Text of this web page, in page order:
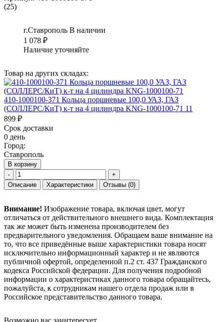
(25)
г.Ставрополь В наличии
1 078 ₽
Наличие уточняйте
Товар на других складах:
410-1000100-371 Кольца поршневые 100,0 УАЗ, ГАЗ
(СОЛЛЕРС/КиТ) к-т на 4 цилиндра KNG-1000100-71 11
899 ₽
Срок доставки
0 день
Город:
Ставрополь
В корзину
-
+
Описание
Характеристики Отзывы (0)
Внимание! Изображение товара, включая цвет, могут
отличаться от действительного внешнего вида. Комплектация
так же может быть изменена производителем без
предварительного уведомления. Обращаем ваше внимание на
то, что все приведённые выше характеристики товара носят
исключительно информационный характер и не являются
публичной офертой, определенной п.2 ст. 437 Гражданского
кодекса Российской федерации. Для получения подробной
информации о характеристиках данного товара обращайтесь,
пожалуйста, к сотрудникам нашего отдела продаж или в
Российское представительство данного товара.
Возможно вас заинтересует